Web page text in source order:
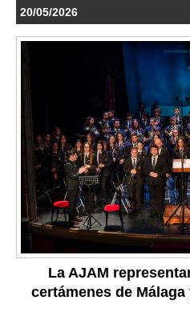
20/05/2026
La AJAM
certámenes de